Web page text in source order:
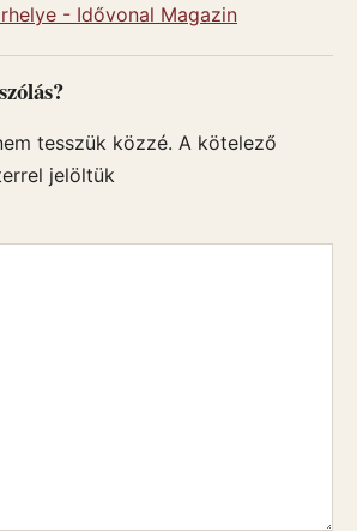
- Idővonal Magazin
tesszük közzé. A kötelező
jelöltük